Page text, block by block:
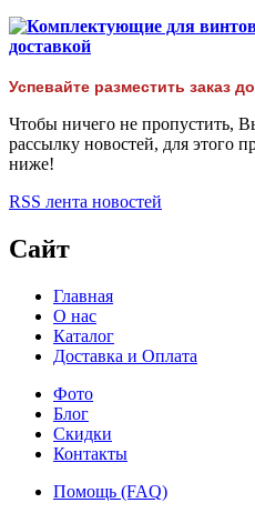
Успевайте разместить заказ
Чтобы ничего не пропустить,
рассылку новостей, для этого
ниже!
RSS лента новостей
Сайт
Главная
О нас
Каталог
Доставка и Оплата
Фото
Блог
Скидки
Контакты
Помощь (FAQ)